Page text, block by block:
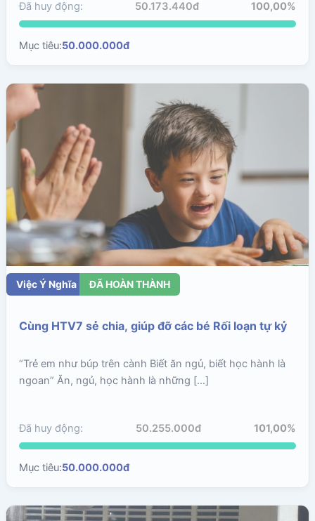
Đã huy động: 50.173.440đ 100,00%
Mục tiêu:50.000.000đ
Việc Ý Nghĩa ĐÃ HOÀN THÀNH
Cùng HTV7 sẻ chia, giúp đỡ các bé Rối loạn tự kỷ
“Trẻ em như búp trên cành Biết ăn ngủ, biết học hành là
ngoan” Ăn, ngủ, học hành là những […]
Đã huy động: 50.255.000đ 101,00%
Mục tiêu:50.000.000đ